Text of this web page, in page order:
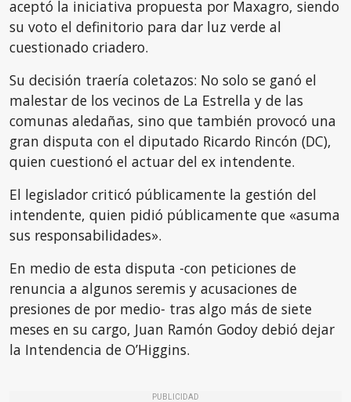
aceptó la iniciativa propuesta por Maxagro, siendo
su voto el definitorio para dar luz verde al
cuestionado criadero.
Su decisión traería coletazos: No solo se ganó el
malestar de los vecinos de La Estrella y de las
comunas aledañas, sino que también provocó una
gran disputa con el diputado Ricardo Rincón (DC),
quien cuestionó el actuar del ex intendente.
El legislador criticó públicamente la gestión del
intendente, quien pidió públicamente que «asuma
sus responsabilidades».
En medio de esta disputa -con peticiones de
renuncia a algunos seremis y acusaciones de
presiones de por medio- tras algo más de siete
meses en su cargo, Juan Ramón Godoy debió dejar
la Intendencia de O’Higgins.
PUBLICIDAD